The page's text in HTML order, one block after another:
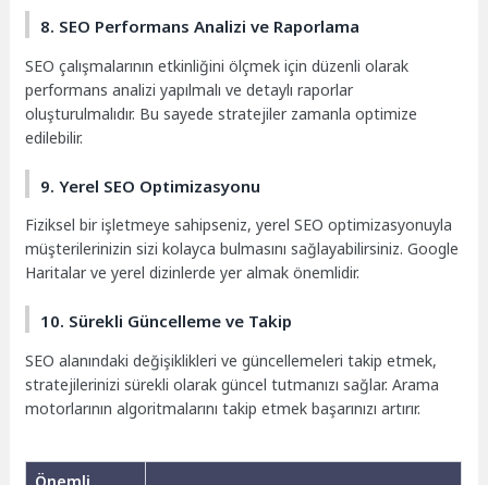
8. SEO Performans Analizi ve Raporlama
SEO çalışmalarının etkinliğini ölçmek için düzenli olarak
performans analizi yapılmalı ve detaylı raporlar
oluşturulmalıdır. Bu sayede stratejiler zamanla optimize
edilebilir.
9. Yerel SEO Optimizasyonu
Fiziksel bir işletmeye sahipseniz, yerel SEO optimizasyonuyla
müşterilerinizin sizi kolayca bulmasını sağlayabilirsiniz. Google
Haritalar ve yerel dizinlerde yer almak önemlidir.
10. Sürekli Güncelleme ve Takip
SEO alanındaki değişiklikleri ve güncellemeleri takip etmek,
stratejilerinizi sürekli olarak güncel tutmanızı sağlar. Arama
motorlarının algoritmalarını takip etmek başarınızı artırır.